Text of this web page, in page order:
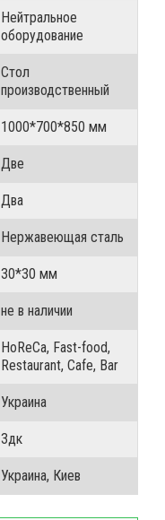
Нейтральное
оборудование
Стол
производственный
1000*700*850 мм
Две
Два
Нержавеющая сталь
30*30 мм
не в наличии
HoReCa, Fast-food,
Restaurant, Cafe, Bar
Украина
3дк
Украина, Киев